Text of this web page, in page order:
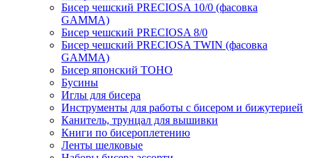
Бисер чешский PRECIOSA 10/0 (фасовка
GAMMA)
Бисер чешский PRECIOSA 8/0
Бисер чешский PRECIOSA TWIN (фасовка
GAMMA)
Бисер японский TOHO
Бусины
Иглы для бисера
Инструменты для работы с бисером и бижутерией
Канитель, трунцал для вышивки
Книги по бисероплетению
Ленты шелковые